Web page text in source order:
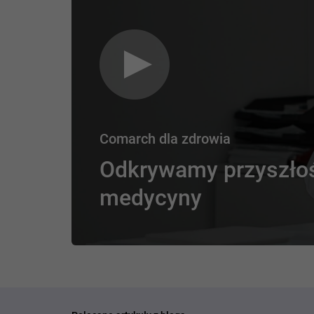
Comarch dla zdrowia
Odkrywamy
medycyny